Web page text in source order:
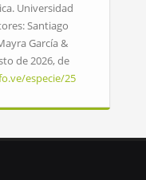
Universidad
Santiago
García &
de 2026, de
especie/25